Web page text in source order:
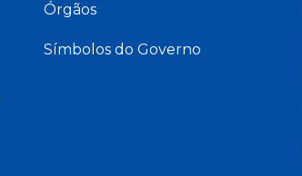
Órgãos
Símbolos do Governo